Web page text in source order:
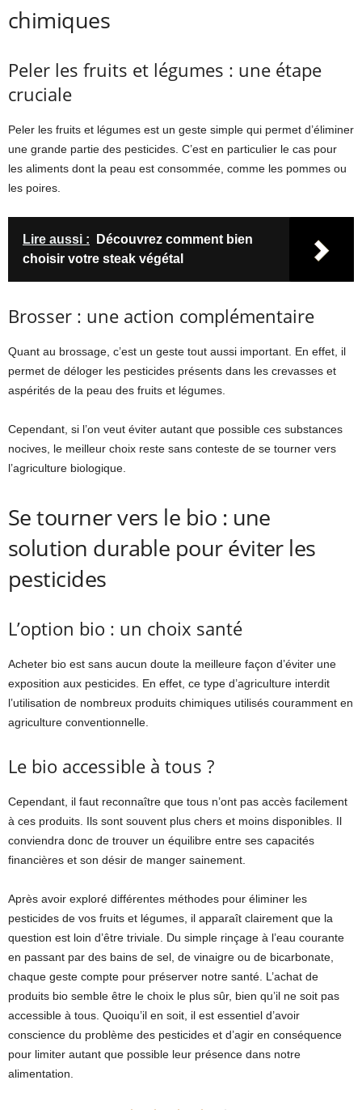
chimiques
Peler les fruits et légumes : une étape
cruciale
Peler les fruits et légumes est un geste simple qui permet d’éliminer
une grande partie des pesticides. C’est en particulier le cas pour
les aliments dont la peau est consommée, comme les pommes ou
les poires.
Lire aussi :
Découvrez comment bien
choisir votre steak végétal
Brosser : une action complémentaire
Quant au brossage, c’est un geste tout aussi important. En effet, il
permet de déloger les pesticides présents dans les crevasses et
aspérités de la peau des fruits et légumes.
Cependant, si l’on veut éviter autant que possible ces substances
nocives, le meilleur choix reste sans conteste de se tourner vers
l’agriculture biologique.
Se tourner vers le bio : une
solution durable pour éviter les
pesticides
L’option bio : un choix santé
Acheter bio est sans aucun doute la meilleure façon d’éviter une
exposition aux pesticides. En effet, ce type d’agriculture interdit
l’utilisation de nombreux produits chimiques utilisés couramment en
agriculture conventionnelle.
Le bio accessible à tous ?
Cependant, il faut reconnaître que tous n’ont pas accès facilement
à ces produits. Ils sont souvent plus chers et moins disponibles. Il
conviendra donc de trouver un équilibre entre ses capacités
financières et son désir de manger sainement.
Après avoir exploré différentes méthodes pour éliminer les
pesticides de vos fruits et légumes, il apparaît clairement que la
question est loin d’être triviale. Du simple rinçage à l’eau courante
en passant par des bains de sel, de vinaigre ou de bicarbonate,
chaque geste compte pour préserver notre santé. L’achat de
produits bio semble être le choix le plus sûr, bien qu’il ne soit pas
accessible à tous. Quoiqu’il en soit, il est essentiel d’avoir
conscience du problème des pesticides et d’agir en conséquence
pour limiter autant que possible leur présence dans notre
alimentation.